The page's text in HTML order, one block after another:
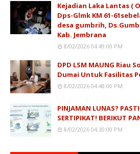
Kejadian Laka Lantas (
Dps-Glmk KM 61-
desa gumbrih,
Kab. Jembrana
8/02/2026 04:49:00 PM
DPD LSM MAUNG Riau
Dumai Untuk Fasilitas
8/02/2026 04:48:00 PM
PINJAMAN LUNAS?
SERTIPIKAT! BERIKUT
8/02/2026 04:30:00 PM